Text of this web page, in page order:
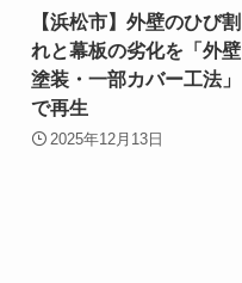
【浜松市】外壁のひび割
れと幕板の劣化を「外壁
塗装・一部カバー工法」
で再生
2025年12月13日